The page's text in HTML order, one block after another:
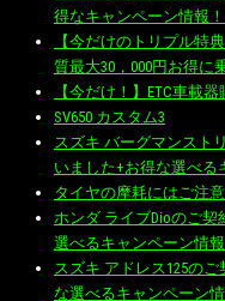
得なキャンペーン情報！
【今だけのトリプル特
質最大30，000円お得に
【今だけ！】ETC車載
SV650 カスタム3
スズキ バーグマンスト
いました+お得な選べる
タイヤの摩耗にはご注意
ホンダ ライブDioのご
選べるキャンペーン情報
スズキ アドレス125の
な選べるキャンペーン情